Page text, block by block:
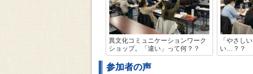
異文化コミュニケーションワーク
ショップ。「違い」って何？？
「やさし
い…？？
参加者の声